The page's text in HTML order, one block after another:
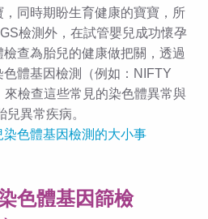
同時期盼生育健康的寶寶，所
檢測外，在試管嬰兒成功懷孕
查為胎兒的健康做把關，透過
體基因檢測（例如：NIFTY
檢查這些常見的染色體異常與
異常疾病。
色體基因檢測的大小事
色體基因篩檢